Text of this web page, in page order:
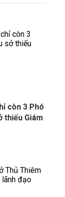
còn 3 Phó
thiếu Giám